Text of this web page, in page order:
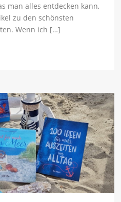
man alles entdecken kann,
zu den schönsten
Wenn ich […]